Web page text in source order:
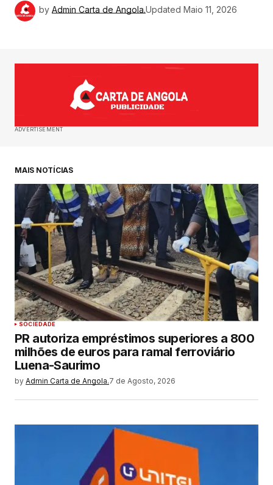
by Admin Carta de Angola.Updated Maio 11, 2026
ADVERTISEMENT
MAIS NOTÍCIAS
SOCIEDADE
PR autoriza empréstimos superiores a 800
milhões de euros para ramal ferroviário
Luena-Saurimo
by Admin Carta de Angola.7 de Agosto, 2026